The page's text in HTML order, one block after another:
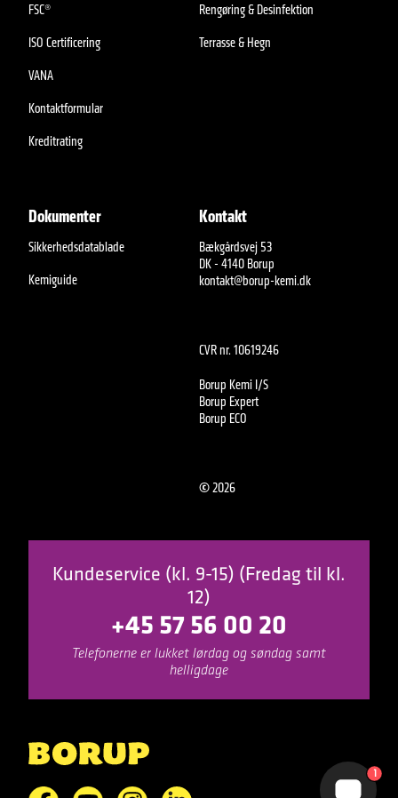
FSC®
ISO Certificering
VANA
Kontaktformular
Kreditrating
Rengøring & Desinfektion
Terrasse & Hegn
Dokumenter
Sikkerhedsdatablade
Kemiguide
Kontakt
Bækgårdsvej 53
DK - 4140 Borup
kontakt@borup-kemi.dk
CVR nr. 10619246
Borup Kemi I/S
Borup Expert
Borup ECO
©2026
Kundeservice (kl. 9-15) (Fredag til kl.
12)
+45 57 56 00 20
Telefonerne er lukket lørdag og søndag samt
helligdage
1